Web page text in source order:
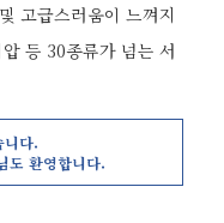
고급스러움이 느껴지
등 30종류가 넘는 서
니다.
도 환영합니다.